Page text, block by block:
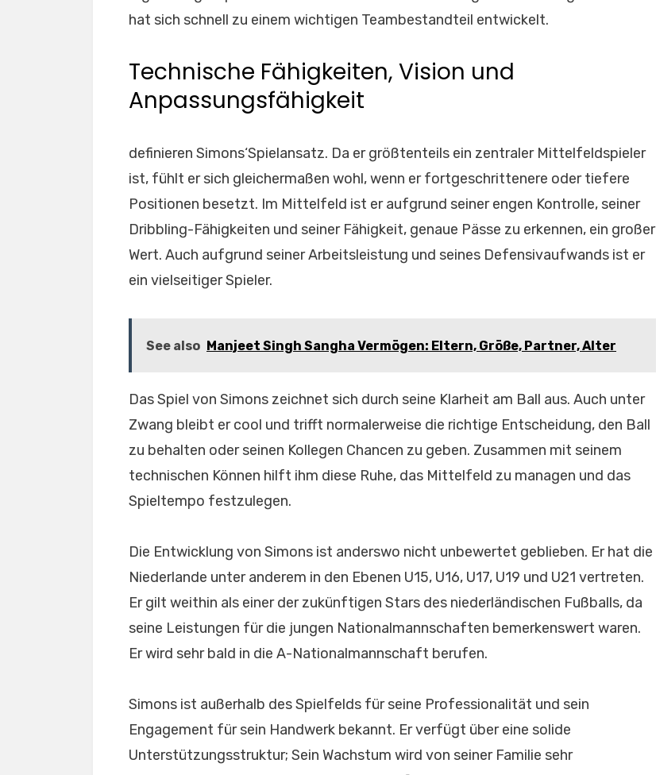
hat sich schnell zu einem wichtigen Teambestandteil entwickelt.
Technische Fähigkeiten, Vision und
Anpassungsfähigkeit
definieren Simons‘Spielansatz. Da er größtenteils ein zentraler Mittelfeldspieler
ist, fühlt er sich gleichermaßen wohl, wenn er fortgeschrittenere oder tiefere
Positionen besetzt. Im Mittelfeld ist er aufgrund seiner engen Kontrolle, seiner
Dribbling-Fähigkeiten und seiner Fähigkeit, genaue Pässe zu erkennen, ein großer
Wert. Auch aufgrund seiner Arbeitsleistung und seines Defensivaufwands ist er
ein vielseitiger Spieler.
See also Manjeet Singh Sangha Vermögen: Eltern, Größe, Partner, Alter
Das Spiel von Simons zeichnet sich durch seine Klarheit am Ball aus. Auch unter
Zwang bleibt er cool und trifft normalerweise die richtige Entscheidung, den Ball
zu behalten oder seinen Kollegen Chancen zu geben. Zusammen mit seinem
technischen Können hilft ihm diese Ruhe, das Mittelfeld zu managen und das
Spieltempo festzulegen.
Die Entwicklung von Simons ist anderswo nicht unbewertet geblieben. Er hat die
Niederlande unter anderem in den Ebenen U15, U16, U17, U19 und U21 vertreten.
Er gilt weithin als einer der zukünftigen Stars des niederländischen Fußballs, da
seine Leistungen für die jungen Nationalmannschaften bemerkenswert waren.
Er wird sehr bald in die A-Nationalmannschaft berufen.
Simons ist außerhalb des Spielfelds für seine Professionalität und sein
Engagement für sein Handwerk bekannt. Er verfügt über eine solide
Unterstützungsstruktur; Sein Wachstum wird von seiner Familie sehr